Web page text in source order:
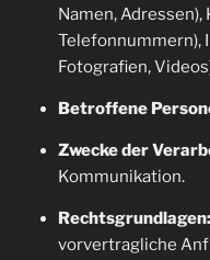
Namen, Adressen),
Telefonnummern),
Fotografien,
Betroffene
Zwecke der
Kommunikation.
Rechtsgrundlagen:
vorvertragliche